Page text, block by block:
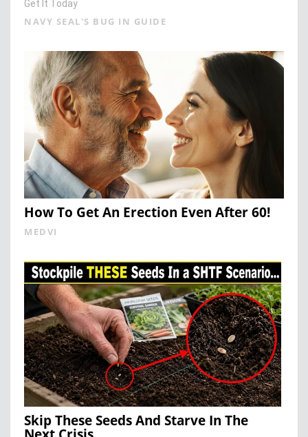
Get It Today
NAVY SEAL'S BUG IN GUIDE
How To Get An Erection Even After 60!
MEDVI
Skip These Seeds And Starve In The